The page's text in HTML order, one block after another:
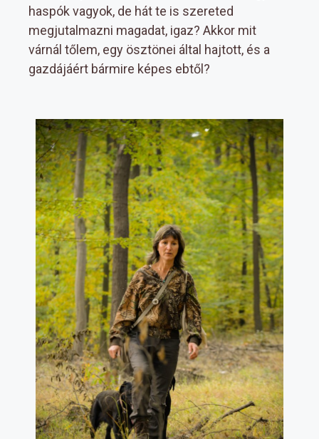
haspók vagyok, de hát te is szereted
megjutalmazni magadat, igaz? Akkor mit
várnál tőlem, egy ösztönei által hajtott, és a
gazdájáért bármire képes ebtől?